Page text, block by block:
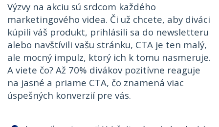
Výzvy na akciu sú srdcom každého
marketingového videa. Či už chcete, aby diváci
kúpili váš produkt, prihlásili sa do newsletteru
alebo navštívili vašu stránku, CTA je ten malý,
ale mocný impulz, ktorý ich k tomu nasmeruje.
A viete čo? Až 70% divákov pozitívne reaguje
na jasné a priame CTA, čo znamená viac
úspešných konverzií pre vás.